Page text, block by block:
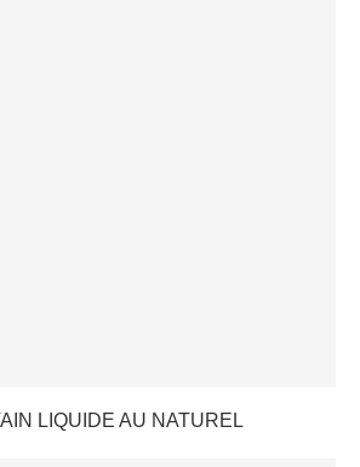
LIQUIDE AU NATUREL